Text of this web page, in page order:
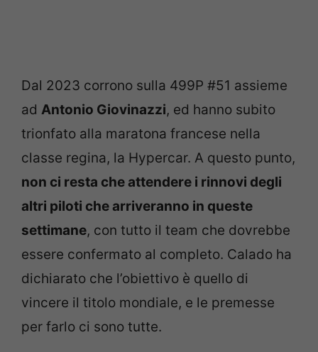
Dal 2023 corrono sulla 499P #51 assieme
ad Antonio Giovinazzi, ed hanno subito
trionfato alla maratona francese nella
classe regina, la Hypercar. A questo punto,
non ci resta che attendere i rinnovi degli
altri piloti che arriveranno in queste
settimane, con tutto il team che dovrebbe
essere confermato al completo. Calado ha
dichiarato che l’obiettivo è quello di
vincere il titolo mondiale, e le premesse
per farlo ci sono tutte.